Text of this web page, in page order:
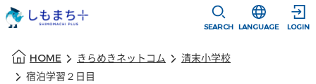
SEARCH
選択すると言
LANGUAGE LOGIN
HOME きらめきネットコム
清末小学校
宿泊学習２日目